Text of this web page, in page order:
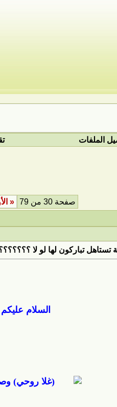
الملفات
صفحة 30 من 79 «
تستاهل تباركون لها لو لا
السلام